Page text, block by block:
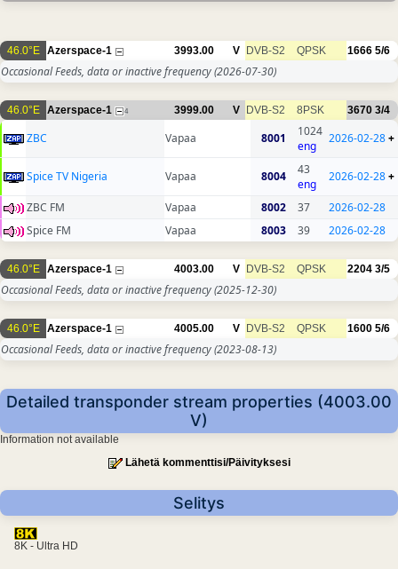
46.0°E Azerspace-1 3993.00 V DVB-S2 QPSK 1666 5/6
Occasional Feeds, data or inactive frequency(2026-07-30)
46.0°E Azerspace-1 4 3999.00 V DVB-S2 8PSK 3670 3/4
ZBC Vapaa 8001
1024
eng
2026-02-28+
Spice TV Nigeria Vapaa 8004
43
eng
2026-02-28+
ZBC FM Vapaa 8002 37
2026-02-28
Spice FM
Vapaa 8003 39 2026-02-28
46.0°E Azerspace-1 4003.00 V DVB-S2 QPSK 2204 3/5
Occasional Feeds, data or inactive frequency(2025-12-30)
46.0°E Azerspace-1 4005.00 V DVB-S2 QPSK 1600 5/6
Occasional Feeds, data or inactive frequency(2023-08-13)
Detailed transponder stream properties (4003.00
V)
Information not available
Lähetä kommenttisi/Päivityksesi
Selitys
8K - Ultra HD